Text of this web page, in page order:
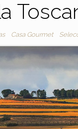
Casa Gourmet